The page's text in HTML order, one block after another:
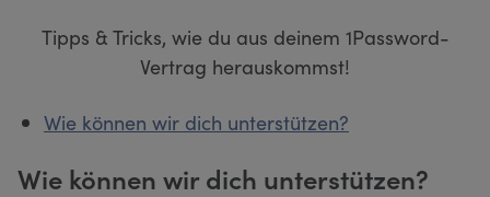
Tipps & Tricks, wie du aus deinem 1Password-
Vertrag herauskommst!
Wie können wir dich unterstützen?
Wie können wir dich unterstützen?